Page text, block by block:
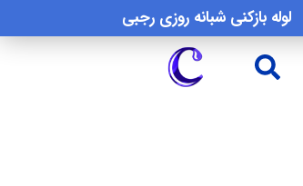
لوله بازکنی شبانه روزی رجبی